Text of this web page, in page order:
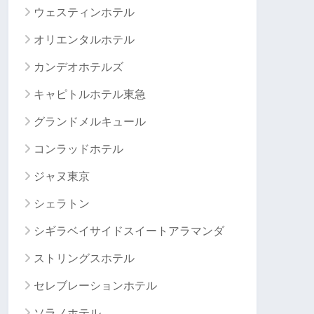
ウェスティンホテル
オリエンタルホテル
カンデオホテルズ
キャピトルホテル東急
グランドメルキュール
コンラッドホテル
ジャヌ東京
シェラトン
シギラベイサイドスイートアラマンダ
ストリングスホテル
セレブレーションホテル